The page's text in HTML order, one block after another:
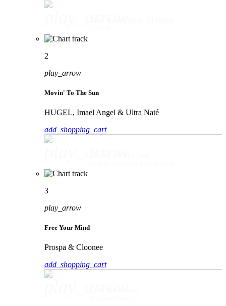
2
play_arrow
Movin' To The Sun
HUGEL, Imael Angel & Ultra Naté
add_shopping_cart
3
play_arrow
Free Your Mind
Prospa & Cloonee
add_shopping_cart